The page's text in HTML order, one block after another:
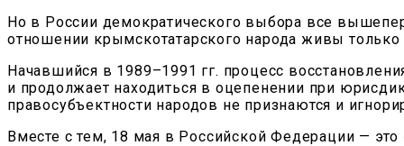
Но в России демократического выбора все
отношении крымскотатарского народа живы
Начавшийся в 1989–1991 гг. процесс
и продолжает находиться в оцепенении при
правосубъектности народов не признаются и
Вместе с тем, 18 мая в Российской Федерации —